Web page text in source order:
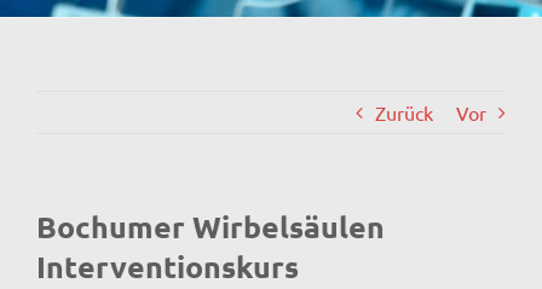
Zurück Vor
Bochumer Wirbelsäulen
Interventionskurs